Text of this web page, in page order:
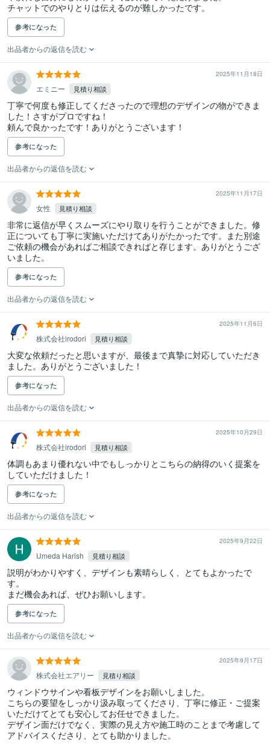
参考になった
出品者からの返信を読む
2025年11月18日
エミニー 見積り相談
丁寧で何度も修正してくださったので理想のデザインの物ができま
した！さすがプロですね！
頼んで良かったです！ありがとうございます！
参考になった
出品者からの返信を読む
2025年11月17日
女性 見積り相談
非常に返信が早くスムーズにやり取りを行うことができました。修
正についても丁寧に実施いただけてありがたかったです。また別途
ご依頼の機会があればご相談できればと存じます。ありがとうござ
いました。
参考になった
出品者からの返信を読む
2025年11月6日
株式会社irodori 見積り相談
大変な依頼だったと思いますが、最後まで真摯に対応していただき
ました。ありがとうございました！
参考になった
出品者からの返信を読む
2025年10月29日
株式会社irodori 見積り相談
体調もあまり優れない中でもしっかりとこちらの納得のいく提案を
していただけました！
参考になった
出品者からの返信を読む
2025年9月22日
Umeda Harish 見積り相談
説明がわかりやすく、デザインも素晴らしく、とてもよかったで
す。
まだ機会あれば、ぜひお願いします。
参考になった
出品者からの返信を読む
2025年9月17日
株式会社エアリー 見積り相談
ウィンドウサインや看板デザインをお願いしました。
こちらの要望をしっかり汲み取ってくださり、丁寧に修正・ご提案
いただけてとても安心してお任せできました。
デザイン面だけでなく、実際の見え方や施工時のことまで考慮して
アドバイスくださり、とても助かりました。